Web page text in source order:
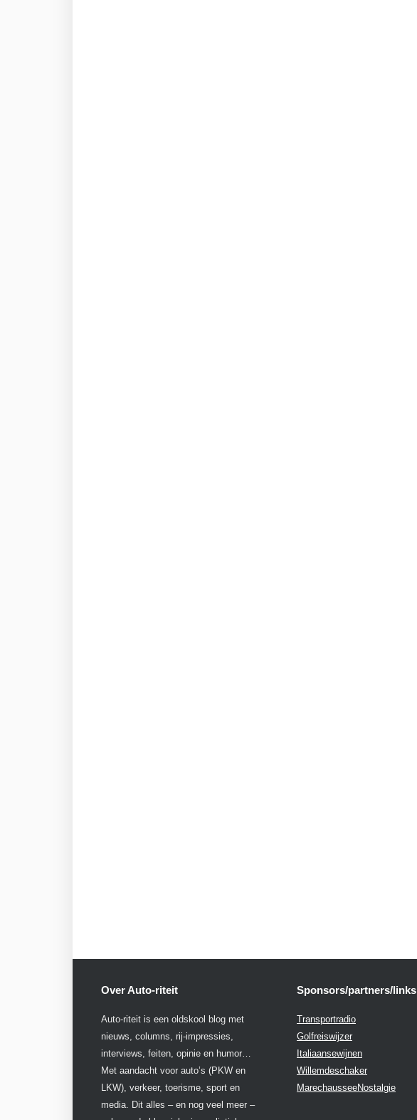
Over Auto-riteit
Auto-riteit is een oldskool blog met
nieuws, columns, rij-impressies,
interviews, feiten, opinie en humor…
Met aandacht voor auto’s (PKW en
LKW), verkeer, toerisme, sport en
media. Dit alles – en nog veel meer –
Sponsors/partners/links
Transportradio
Golfreiswijzer
Italiaansewijnen
Willemdeschaker
MarechausseeNostalgie